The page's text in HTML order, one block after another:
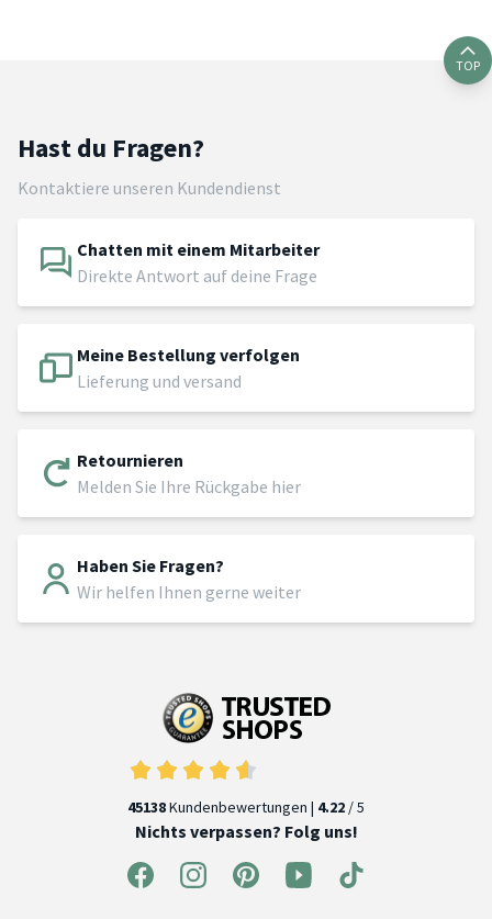
TOP
Hast du Fragen?
Kontaktiere unseren Kundendienst
Chatten mit einem Mitarbeiter
Direkte Antwort auf deine Frage
Meine Bestellung verfolgen
Lieferung und versand
Retournieren
Melden Sie Ihre Rückgabe hier
Haben Sie Fragen?
Wir helfen Ihnen gerne weiter
45138Kundenbewertungen | 4.22 / 5
Nichts verpassen? Folg uns!